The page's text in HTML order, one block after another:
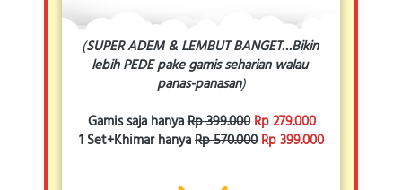
(SUPER ADEM & LEMBUT BANGET…Bikin
lebih PEDE pake gamis seharian walau
panas-panasan)
Gamis saja hanyaRp 399.000 Rp 279.000
1 Set+Khimar hanyaRp 570.000 Rp 399.000